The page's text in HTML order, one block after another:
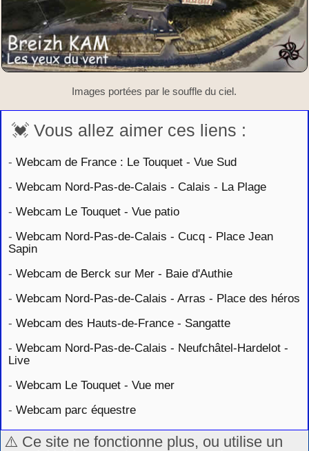
Images portées par le souffle du ciel.
💓 Vous allez aimer ces liens :
- Webcam de France : Le Touquet - Vue Sud
- Webcam Nord-Pas-de-Calais - Calais - La Plage
- Webcam Le Touquet - Vue patio
- Webcam Nord-Pas-de-Calais - Cucq - Place Jean
Sapin
- Webcam de Berck sur Mer - Baie d'Authie
- Webcam Nord-Pas-de-Calais - Arras - Place des héros
- Webcam des Hauts-de-France - Sangatte
- Webcam Nord-Pas-de-Calais - Neufchâtel-Hardelot -
Live
- Webcam Le Touquet - Vue mer
- Webcam parc équestre
⚠️ Ce site ne fonctionne plus, ou utilise un